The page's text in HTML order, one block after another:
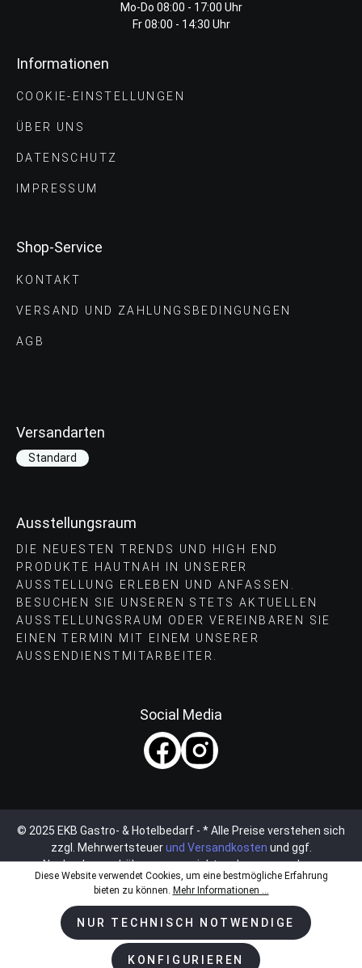
Mo-Do 08:00 - 17:00 Uhr
Fr 08:00 - 14:30 Uhr
Informationen
COOKIE-EINSTELLUNGEN
ÜBER UNS
DATENSCHUTZ
IMPRESSUM
Shop-Service
KONTAKT
VERSAND UND ZAHLUNGS­BEDINGUNGEN
AGB
Versandarten
Standard
Ausstellungsraum
DIE NEUESTEN TRENDS UND HIGH END
PRODUKTE HAUTNAH IN UNSERER
AUSSTELLUNG ERLEBEN UND ANFASSEN.
BESUCHEN SIE UNSEREN STETS AKTUELLEN
AUSSTELLUNGSRAUM ODER VEREINBAREN SIE
EINEN TERMIN MIT EINEM UNSERER
AUSSENDIENSTMITARBEITER.
Social Media
© 2025 EKB Gastro- & Hotelbedarf - * Alle Preise verstehen sich
zzgl. Mehrwertsteuerund Versandkosten und ggf.
Nachnahmegebühren, wenn nicht anders angegeben.
Diese Website verwendet Cookies, um eine bestmögliche Erfahrung
bieten zu können. Mehr Informationen ...
NUR TECHNISCH NOTWENDIGE
KONFIGURIEREN